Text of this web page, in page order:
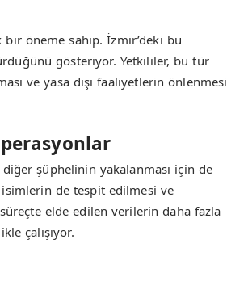
bir öneme sahip. İzmir’deki bu
gösteriyor. Yetkililer, bu tür
ve yasa dışı faaliyetlerin önlenmesi
şüphelinin yakalanması için de
isimlerin de tespit edilmesi ve
elde edilen verilerin daha fazla
çalışıyor.